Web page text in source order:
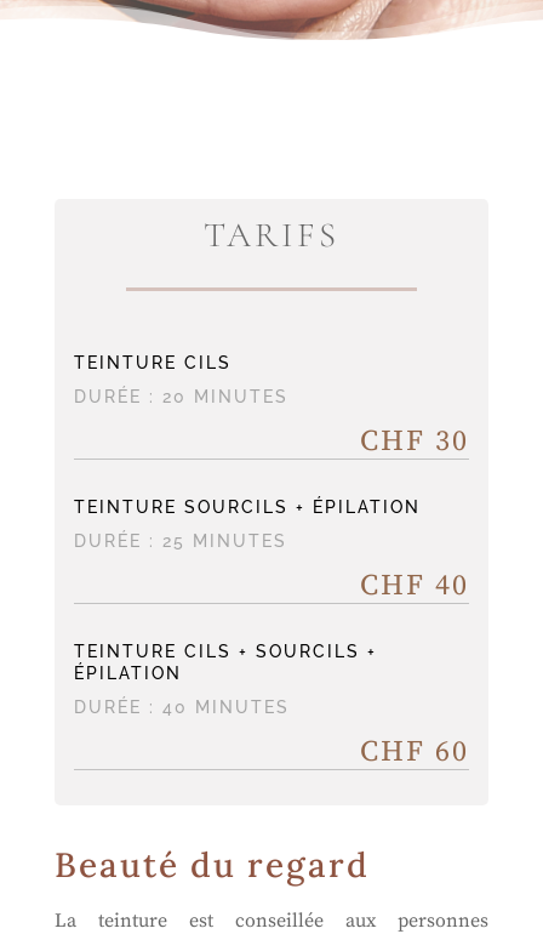
TARIFS
TEINTURE CILS
DURÉE : 20 MINUTES
CHF 30
TEINTURE SOURCILS + ÉPILATION
DURÉE : 25 MINUTES
CHF 40
TEINTURE CILS + SOURCILS +
ÉPILATION
DURÉE : 40 MINUTES
CHF 60
Beauté du regard
La teinture est conseillée aux personnes